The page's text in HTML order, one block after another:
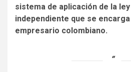
sistema de aplicación de la
independiente que se
empresario colombiano.